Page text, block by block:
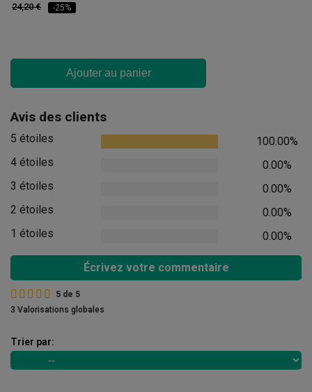
24,20 € -25%
Ajouter au panier
Avis des clients
5 étoiles
100.00%
4 étoiles
0.00%
3 étoiles
0.00%
2 étoiles
0.00%
1 étoiles
0.00%
Écrivez votre commentaire
5 de 5
3 Valorisations globales
Trier par: